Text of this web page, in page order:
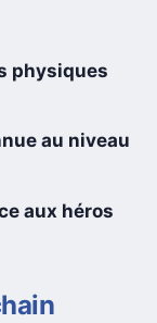
physiques
au niveau
aux héros